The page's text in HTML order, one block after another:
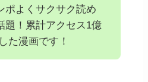
ポよくサクサク読め
題！累計アクセス1億
た漫画です！